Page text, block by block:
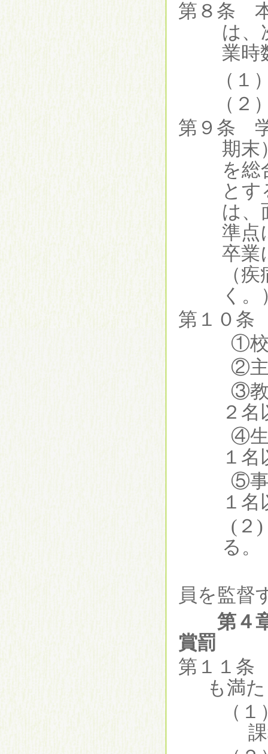
第８条
は、
業時
（
（
第９条
期末
を総
と
は、
準点
卒業
（
く。
第１０
①
②
③
２名
④
１名
⑤
１
(２
る。
員を監督
第４
賞罰
第１１条
も満
（